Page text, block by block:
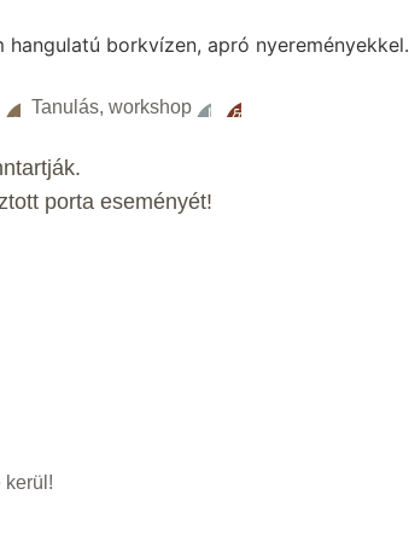
borkvízen, apró nyereményekkel.
Tanulás, workshop
porta eseményét!
kerül!